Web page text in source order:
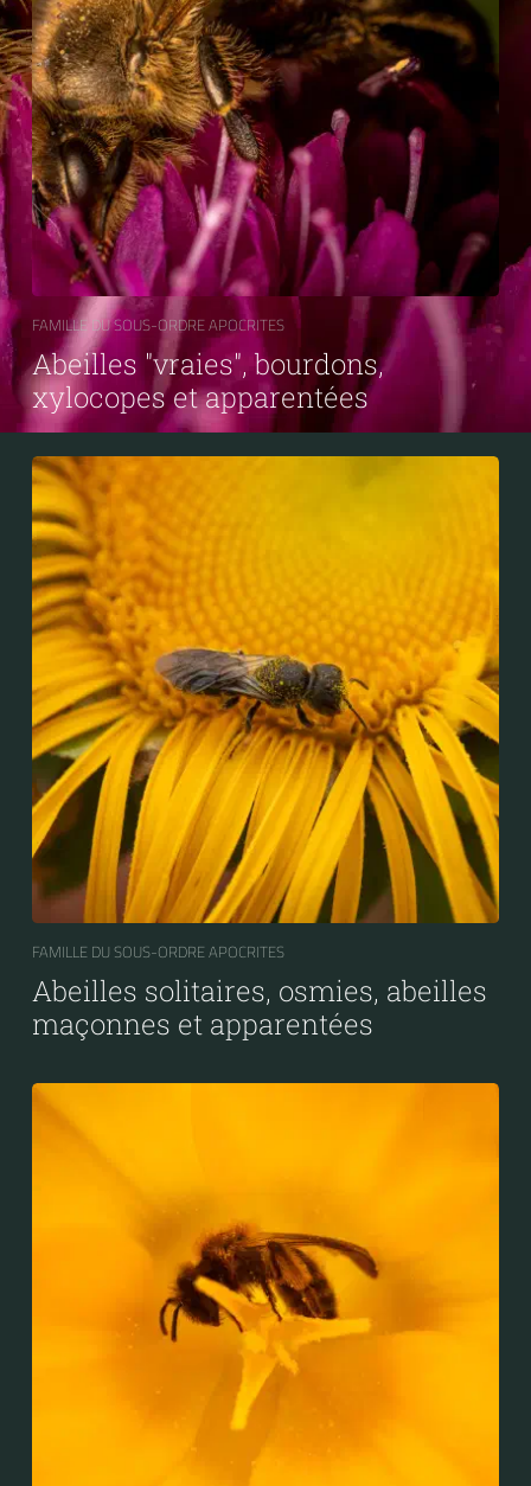
FAMILLE DU SOUS-ORDRE APOCRITES
Abeilles "vraies", bourdons,
xylocopes et apparentées
FAMILLE DU SOUS-ORDRE APOCRITES
Abeilles solitaires, osmies, abeilles
maçonnes et apparentées